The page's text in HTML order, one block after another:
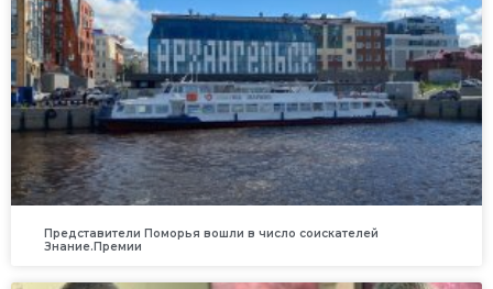
Представители Поморья вошли в число соискателей
Знание.Премии